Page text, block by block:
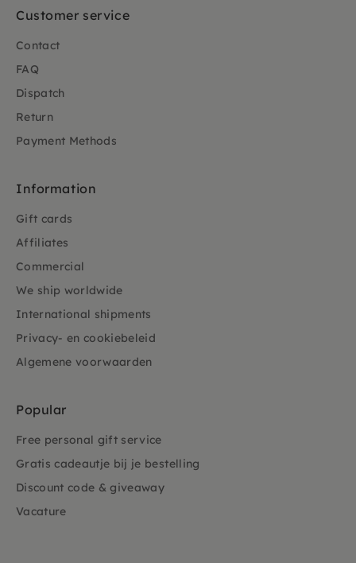
Customer service
Contact
FAQ
Dispatch
Return
Payment Methods
Information
Gift cards
Affiliates
Commercial
We ship worldwide
International shipments
Privacy- en cookiebeleid
Algemene voorwaarden
Popular
Free personal gift service
Gratis cadeautje bij je bestelling
Discount code & giveaway
Vacature